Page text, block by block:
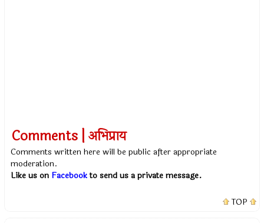
Comments | अभिप्राय
Comments written here will be public after appropriate
moderation.
Like us on Facebookto send us a private message.
TOP